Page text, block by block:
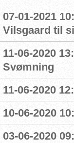
07-01-2021
Vilsgaard til
11-06-2020
Svømning
11-06-2020
10-06-2020
03-06-2020